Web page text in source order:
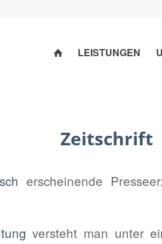
LEISTUNGEN
Zeitschrift
erscheinende
versteht man unter